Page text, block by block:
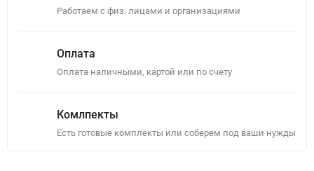
Работаем с физ. лицами и организациями
Оплата
Оплата наличными, картой или по счету
Комлпекты
Есть готовые комплекты или соберем под ваши нужды